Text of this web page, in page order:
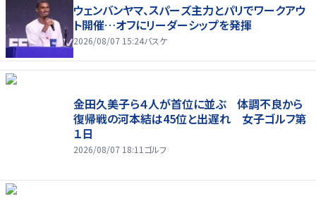
ウェンバンヤマ、スパーズ主力とパリでワークアウ
ト開催…オフにリーダーシップを発揮
2026/08/07 15:24バスケ
金田久美子ら４人が首位に並ぶ 体調不良から
復帰戦の河本結は45位と出遅れ 女子ゴルフ第
１日
2026/08/07 18:11 ゴルフ